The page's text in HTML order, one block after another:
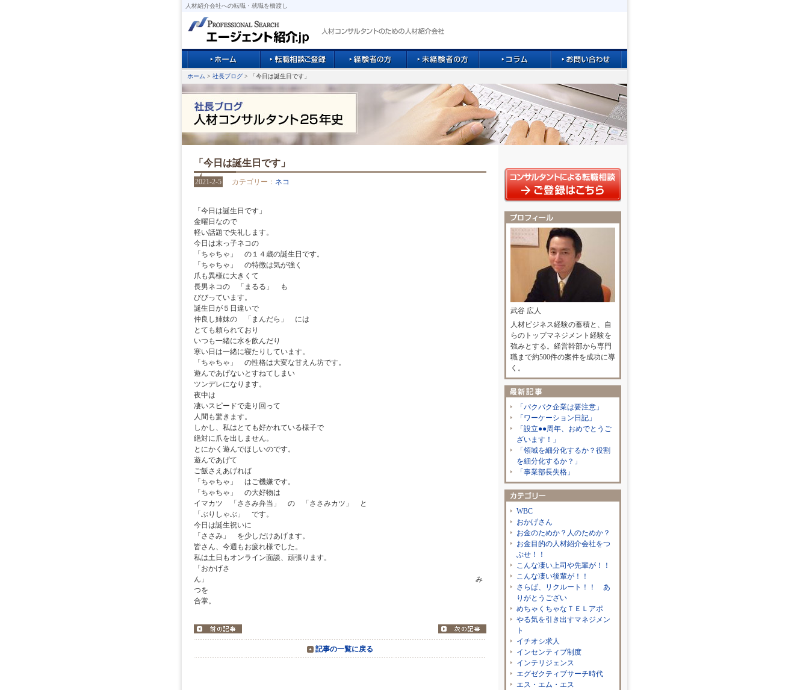
人材紹介会社への転職・就職を橋渡し
ホーム > 社長ブログ > 「今日は誕生日です」
「今日は誕生日です」
2021-2-5 カテゴリー： ネコ
「今日は誕生日です」
金曜日なので
軽い話題で失礼します。
今日は末っ子ネコの
「ちゃちゃ」 の１４歳の誕生日です。
「ちゃちゃ」 の特徴は気が強く
爪も異様に大きくて
長男ネコの 「まるる」 も
びびっています。
誕生日が５日違いで
仲良し姉妹の 「まんだら」 には
とても頼られており
いつも一緒に水を飲んだり
寒い日は一緒に寝たりしています。
「ちゃちゃ」 の性格は大変な甘えん坊です。
遊んであげないとすねてしまい
ツンデレになります。
夜中は
凄いスピードで走り回って
人間も驚きます。
しかし、私はとても好かれている様子で
絶対に爪を出しません。
とにかく遊んでほしいのです。
遊んであげて
ご飯さえあげれば
「ちゃちゃ」 はご機嫌です。
「ちゃちゃ」 の大好物は
イマカツ 「ささみ弁当」 の 「ささみカツ」 と
「ぶりしゃぶ」 です。
今日は誕生祝いに
「ささみ」 を少しだけあげます。
皆さん、今週もお疲れ様でした。
私は土日もオンライン面談、頑張ります。
「おかげさ
ん」 み
つを
合掌。
記事の一覧に戻る
武谷 広人
人材ビジネス経験の蓄積と、自
らのトップマネジメント経験を
強みとする。経営幹部から専門
職まで約500件の案件を成功に導
く。
「パクパク企業は要注意」
「ワーケーション日記」
「設立●●周年、おめでとうご
ざいます！」
「領域を細分化するか？役割
を細分化するか？」
「事業部長失格」
WBC
おかげさん
お金のためか？人のためか？
お金目的の人材紹介会社をつ
ぶせ！！
こんな凄い上司や先輩が！！
こんな凄い後輩が！！
さらば、リクルート！！ あ
りがとうござい
めちゃくちゃなＴＥＬアポ
やる気を引き出すマネジメン
ト
イチオシ求人
インセンティブ制度
インテリジェンス
エグゼクティブサーチ時代
エス・エム・エス